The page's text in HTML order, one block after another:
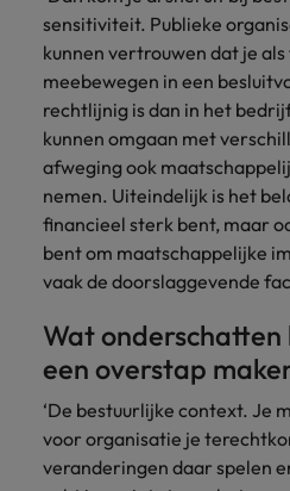
sensitiviteit. Publieke
kunnen vertrouwen dat je
meebewegen in een
rechtlijnig is dan in het
kunnen omgaan met
afweging ook
nemen. Uiteindelijk is het
financieel sterk bent, maar
bent om maatschappelijke
vaak de doorslaggevende
Wat
een overstap
‘De bestuurlijke context. Je
voor organisatie je
veranderingen daar spelen